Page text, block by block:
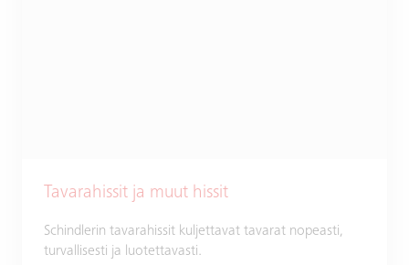
Tavarahissit ja muut hissit
Schindlerin tavarahissit kuljettavat tavarat nopeasti,
turvallisesti ja luotettavasti.